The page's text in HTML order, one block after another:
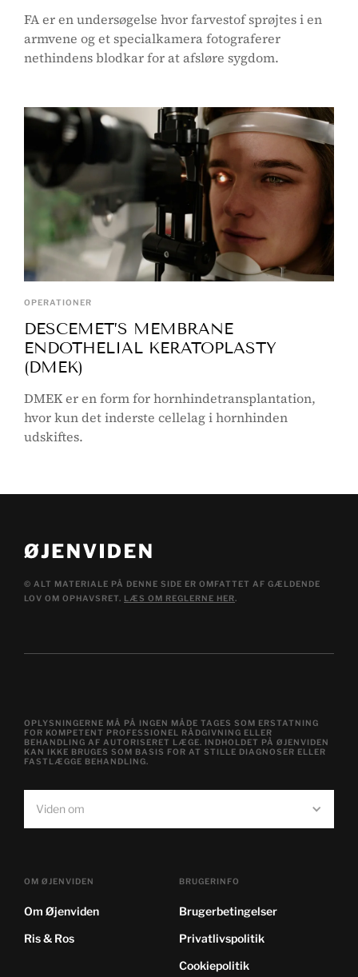
FA er en undersøgelse hvor farvestof sprøjtes i en
armvene og et specialkamera fotograferer
nethindens blodkar for at afsløre sygdom.
OPERATIONER
DESCEMET’S MEMBRANE
ENDOTHELIAL KERATOPLASTY
(DMEK)
DMEK er en form for hornhindetransplantation,
hvor kun det inderste cellelag i hornhinden
udskiftes.
© ALT MATERIALE PÅ DENNE SIDE ER OMFATTET AF GÆLDENDE
LOV OM OPHAVSRET. LÆS OM REGLERNE HER.
Viden om
OPLYSNINGERNE MÅ PÅ INGEN MÅDE TAGES SOM ERSTATNING
FOR KOMPETENT PROFESSIONEL RÅDGIVNING ELLER
BEHANDLING AF AUTORISERET LÆGE. INDHOLDET PÅ ØJENVIDEN
KAN IKKE BRUGES SOM BASIS FOR AT STILLE DIAGNOSER ELLER
FASTLÆGGE BEHANDLING.
OM ØJENVIDEN
Om Øjenviden
Ris & Ros
BRUGERINFO
Brugerbetingelser
Privatlivspolitik
Cookiepolitik